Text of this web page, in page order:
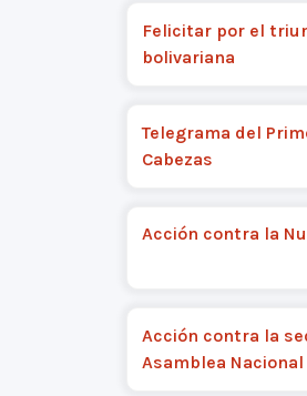
Felicitar por el
bolivariana
Telegrama del
Cabezas
Acción contra la
Acción contra la
Asamblea Nacional